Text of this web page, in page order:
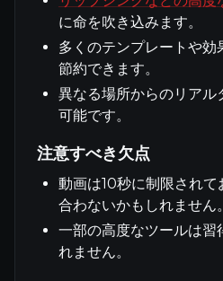
に命を吹き込みます。
多くのテンプレートや効
節約できます。
異なる場所からのリアル
可能です。
注意すべき欠点
動画は10秒に制限され
合わないかもしれません。
一部の高度なツールは習
れません。